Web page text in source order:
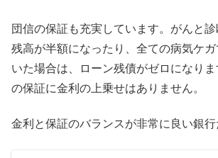
団信の保証も充実しています。がんと
残高が半額になったり、全ての病気ケ
いた場合は、ローン残債がゼロになり
の保証に金利の上乗せはありません。
金利と保証のバランスが非常に良い銀行